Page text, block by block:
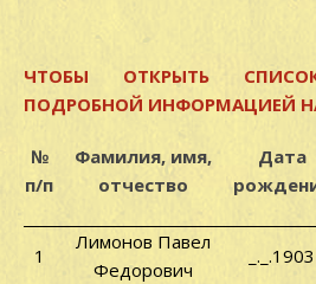
ЧТОБЫ ОТКРЫТЬ
ПОДРОБНОЙ ИНФОРМАЦИЕЙ
№
п/п
Фамилия, имя,
отчество
Дата
1
Лимонов Павел
Федорович
_._.1903